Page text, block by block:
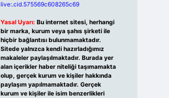
live:.cid.575569c608265c69
Yasal Uyarı: Bu internet sitesi, herhangi
bir marka, kurum veya şahıs şirketi ile
hiçbir bağlantısı bulunmamaktadır.
Sitede yalnızca kendi hazırladığımız
makaleler paylaşılmaktadır. Burada yer
alan içerikler haber niteliği taşımamakta
olup, gerçek kurum ve kişiler hakkında
paylaşım yapılmamaktadır. Gerçek
kurum ve kişiler ile isim benzerlikleri